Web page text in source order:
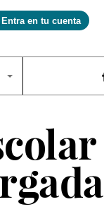
Entra en tu cuenta